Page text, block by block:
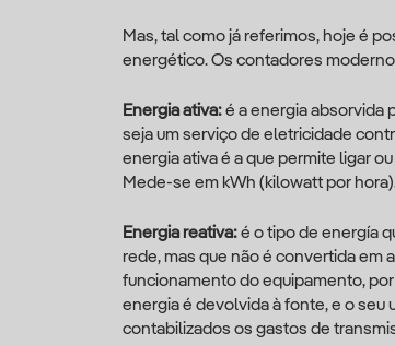
Mas, tal como já referimos, hoje é
energético. Os contadores
Energia ativa:é a energia absorvida
seja um serviço de eletricidade
energia ativa é a que permite ligar
Mede-se em kWh (kilowatt por
Energia reativa:é o tipo de energía
rede, mas que não é convertida em
funcionamento do equipamento,
energia é devolvida à fonte, e o seu
contabilizados os gastos de